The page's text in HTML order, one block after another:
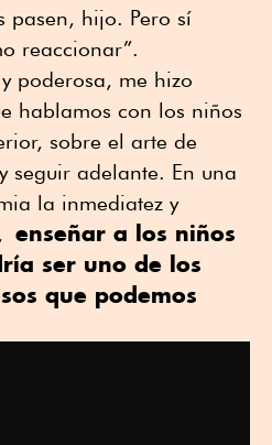
pasen, hijo. Pero sí
reaccionar”.
poderosa, me hizo
hablamos con los niños
sobre el arte de
seguir adelante. En una
la inmediatez y
enseñar a los niños
ser uno de los
que podemos